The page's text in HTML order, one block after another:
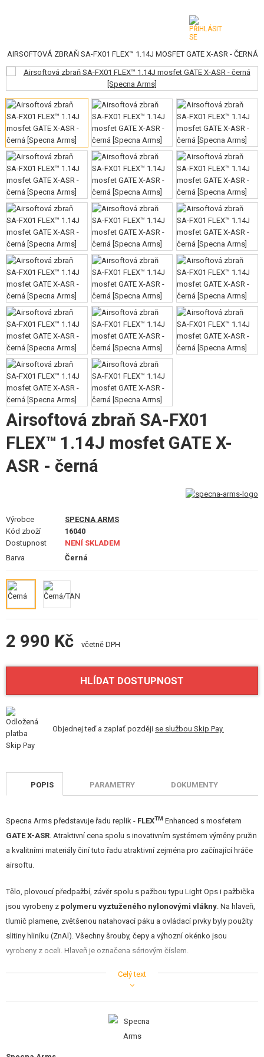
KATEGORIE
VZDUCHOVÉ ZBRANĚ, PRAKY
GRANÁTOMETY, GRANÁTY
KULIČKY, PLYN
AKUMULÁTORY, NABÍJEČKY
ZÁSOBNÍKY, PLNIČKY
BRÝLE, MASKY
VÝSTROJ, UNIFORMY, POUZDRA
MASKOVÁNÍ, BARVY, PÁSKY
VYSÍLAČKY, HEADSETY, KAMERY
DOPLŇKY KE ZBRANÍM, POPRUHY
NÁHRADNÍ DÍLY, UPGRADE
SERVIS A ÚDRŽBA ZBRANÍ
STAVEBNICE, MODELY
REKLAMNÍ PŘEDMĚTY
POŠKOZENÉ, POUŽITÉ ZBOŽÍ
SLEVY, AKCE
AIRSOFTOVÁ ZBRAŇ SA-FX01 FLEX™ 1.14J MOSFET GATE X-ASR - ČERNÁ
Airsoftová zbraň SA-FX01
FLEX™ 1.14J mosfet GATE X-
ASR - černá
Výrobce
SPECNA ARMS
Kód zboží
16040
Dostupnost
NENÍ SKLADEM
Barva
Černá
2 990 Kč včetně DPH
HLÍDAT DOSTUPNOST
Objednej teď a zaplať později se službou Skip Pay.
POPIS PARAMETRY DOKUMENTY
Specna Arms představuje řadu replik - FLEXTM Enhanced s mosfetem
GATE X-ASR. Atraktivní cena spolu s inovativním systémem výměny pružin
a kvalitními materiály činí tuto řadu atraktivní zejména pro začínající hráče
airsoftu.
Tělo, plovoucí předpažbí, závěr spolu s pažbou typu Light Ops i pažbička
jsou vyrobeny z polymeru vyztuženého nylonovými vlákny. Na hlaveň,
tlumič plamene, zvětšenou natahovací páku a ovládací prvky byly použity
slitiny hliníku (ZnAl). Všechny šrouby, čepy a výhozní okénko jsou
vyrobeny z oceli. Hlaveň je označena sériovým číslem.
Hlaveň je velmi dobře uložena - není žádná vůle mezi spodní a horní částí
vyztužení nylonovými vlákny je navíc konstrukce
Celý text